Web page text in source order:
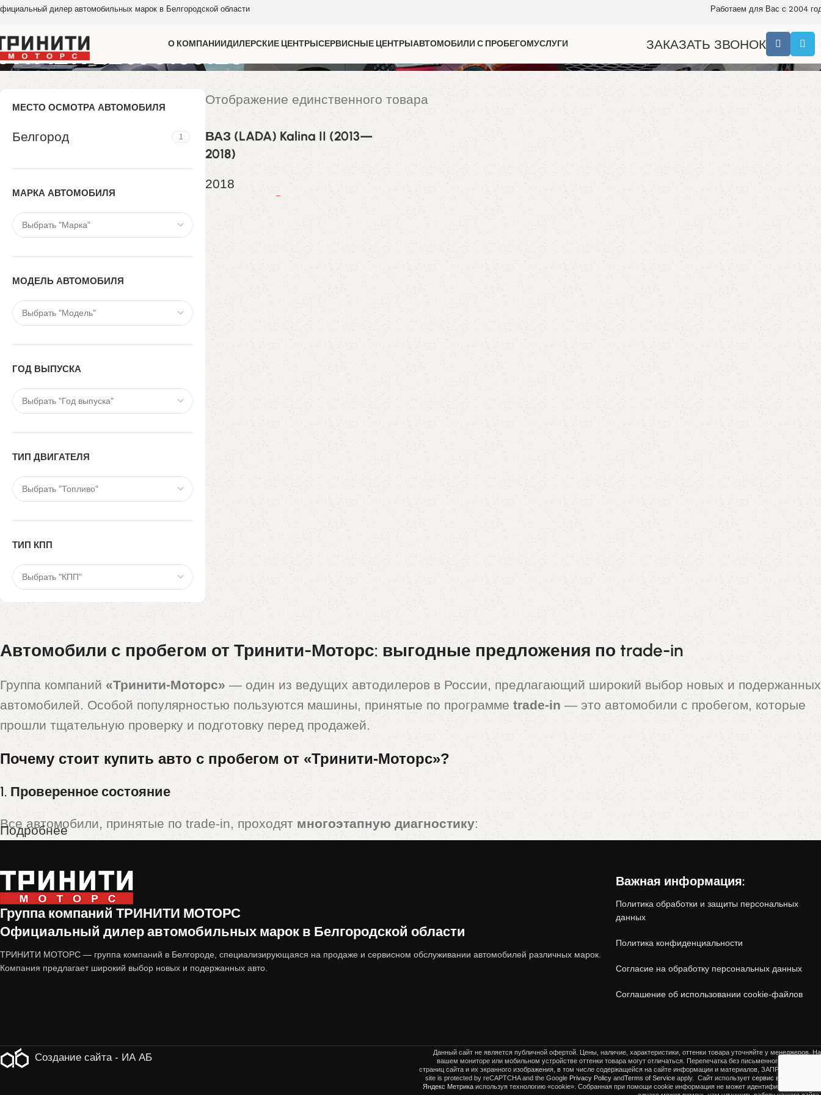
дилер автомобильных марок в Белгородской области Работаем для Вас с 2004
О КОМПАНИИДИЛЕРСКИЕ ЦЕНТРЫСЕРВИСНЫЕ ЦЕНТРЫАВТОМОБИЛИ С ПРОБЕГОМУСЛУГИ ЗАКАЗАТЬ ЗВОНОК
XTA219220J0133123
МЕСТО ОСМОТРА АВТОМОБИЛЯ
Белгород 1
МАРКА АВТОМОБИЛЯ
МОДЕЛЬ АВТОМОБИЛЯ
ГОД ВЫПУСКА
ТИП ДВИГАТЕЛЯ
ТИП КПП
Отображение единственного товара
ВАЗ (LADA) Kalina II (2013—
2018)
2018
658 000,00
₽
Автомобили с пробегом от Тринити-Моторс: выгодные предложения по trade-in
Группа компаний «Тринити-Моторс» — один из ведущих автодилеров в России, предлагающий широкий выбор новых и подержанных
автомобилей. Особой популярностью пользуются машины, принятые по программе trade-in— это автомобили с пробегом, которые
прошли тщательную проверку и подготовку перед продажей.
Почему стоит купить авто с пробегом от «Тринити-Моторс»?
1. Проверенное состояние
Все автомобили, принятые по trade-in, проходятмногоэтапную диагностику:
Кузовная проверка(отсутствие скрытых повреждений, коррозии, следов ДТП).
Юридическая чистота(отсутствие залогов, ограничений, корректность ПТС).
Только после этого машина попадает в продажу, что сводит риски покупателя к минимуму.
3. Дополнительные гарантии
Подробнее
Группа компаний ТРИНИТИ МОТОРС
Официальный дилер автомобильных марок в Белгородской области
ТРИНИТИ МОТОРС — группа компаний в Белгороде, специализирующаяся на продаже и сервисном обслуживании автомобилей различных марок.
Компания предлагает широкий выбор новых и подержанных авто.
Важная информация:
Политика обработки и защиты персональных
данных
Политика конфиденциальности
Согласие на обработку персональных данных
Соглашение об использовании cookie-файлов
Создание сайта - ИА АБ
Данный сайт не является публичной офертой. Цены, наличие, характеристики, оттенки товара уточняйте у менеджеров. На
вашем мониторе или мобильном устройстве оттенки товара могут отличаться. Перепечатка без письменного разрешения
страниц сайта и их экранного изображения, в том числе содержащейся на сайте информации и материалов, ЗАПРЕЩЕНА!
site is protected by reCAPTCHA and the Google Privacy Policy andTerms of Service apply. Сайт использует сервис веб-аналитики
Яндекс Метрика используя технологию «cookie». Собранная при помощи cookie информация не может идентифицировать вас,